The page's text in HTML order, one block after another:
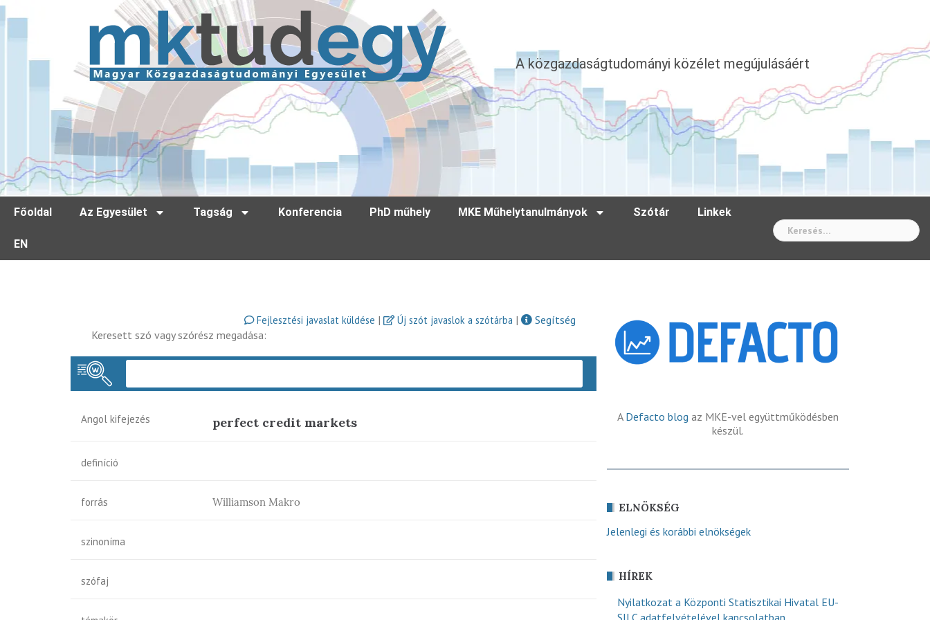
A közgazdaságtudományi közélet megújulásáért
Főoldal Az Egyesület Tagság Konferencia PhD műhely MKE Műhelytanulmányok Szótár Linkek
EN
Fejlesztési javaslat küldése | Új szót javaslok a szótárba |
Segítség
Keresett szó vagy szórész megadása:
Angol kifejezés perfect credit markets
definíció
forrás Williamson Makro
szinoníma
szófaj
A Defacto blog az MKE-vel együttműködésben
készül.
ELNÖKSÉG
Jelenlegi és korábbi elnökségek
HÍREK
Nyilatkozat a Központi Statisztikai Hivatal EU-
SILC adatfelvételével kapcsolatban